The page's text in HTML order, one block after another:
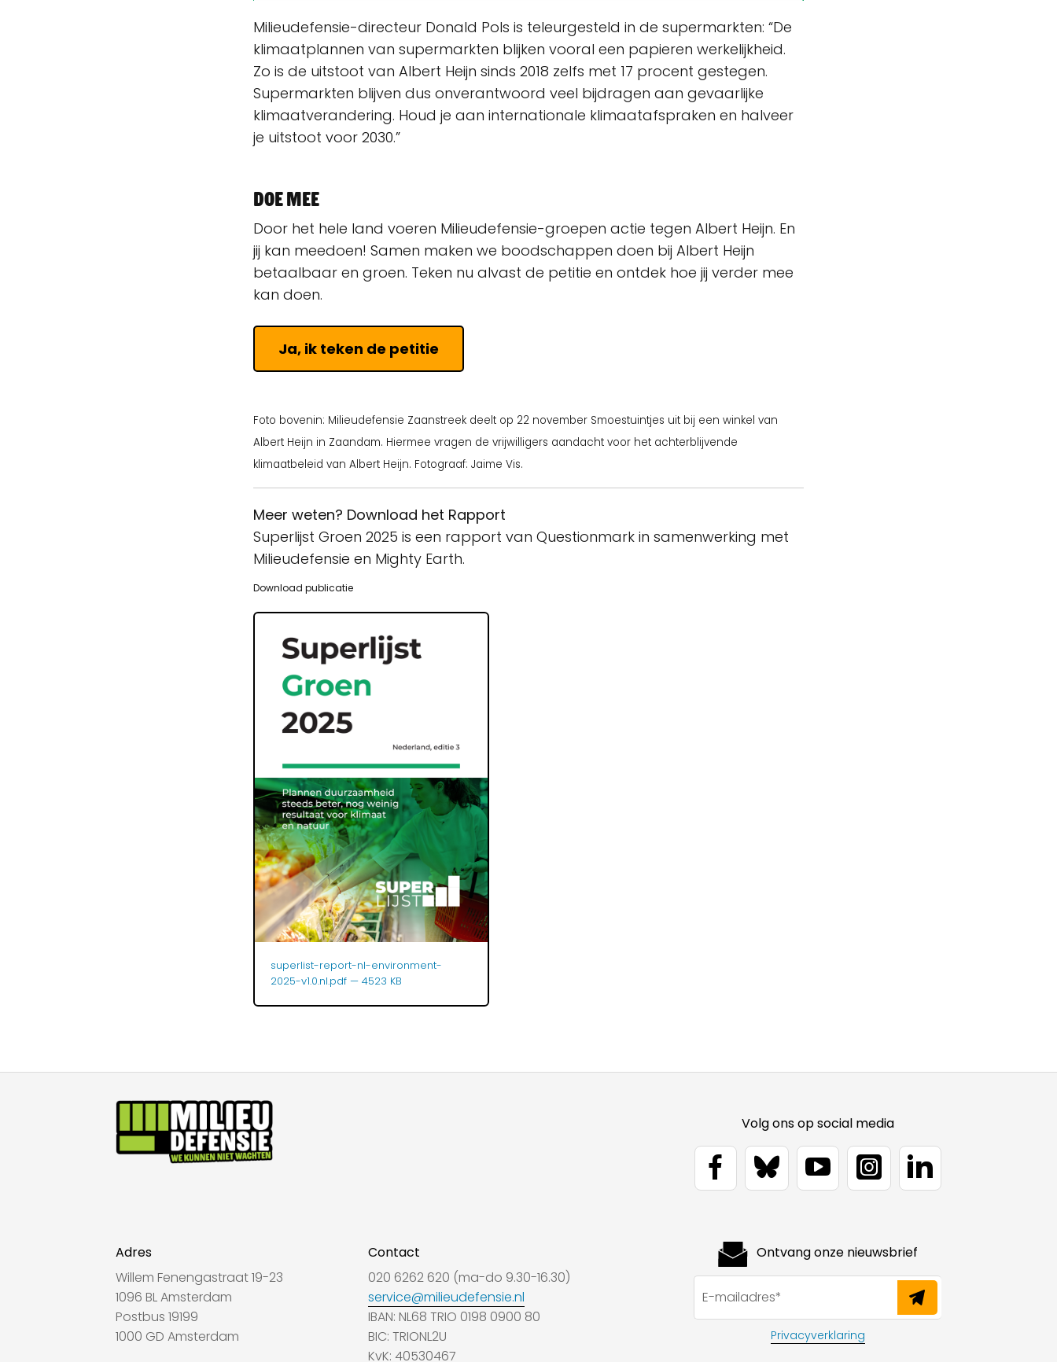
Milieudefensie-directeur Donald Pols is teleurgesteld in de supermarkten: “De
klimaatplannen van supermarkten blijken vooral een papieren werkelijkheid.
Zo is de uitstoot van Albert Heijn sinds 2018 zelfs met 17 procent gestegen.
Supermarkten blijven dus onverantwoord veel bijdragen aan gevaarlijke
klimaatverandering. Houd je aan internationale klimaatafspraken en halveer
je uitstoot voor 2030.”
Doe mee
Door het hele land voeren Milieudefensie-groepen actie tegen Albert Heijn. En
jij kan meedoen! Samen maken we boodschappen doen bij Albert Heijn
betaalbaar en groen. Teken nu alvast de petitie en ontdek hoe jij verder mee
kan doen.
Ja, ik teken de petitie
Foto bovenin: Milieudefensie Zaanstreek deelt op 22 november Smoestuintjes uit bij een winkel van
Albert Heijn in Zaandam. Hiermee vragen de vrijwilligers aandacht voor het achterblijvende
klimaatbeleid van Albert Heijn. Fotograaf: Jaime Vis.
Meer weten? Download het Rapport
Superlijst Groen 2025 is een rapport van Questionmark in samenwerking met
Milieudefensie en Mighty Earth.
Download publicatie
superlist-report-nl-environment-
2025-v1.0.nl.pdf — 4523 KB
Volg ons op social media
Adres
Willem Fenengastraat 19-23
1096 BL Amsterdam
Postbus 19199
1000 GD Amsterdam
Contact
020 6262 620 (ma-do 9.30-16.30)
service@milieudefensie.nl
IBAN: NL68 TRIO 0198 0900 80
BIC: TRIONL2U
KvK: 40530467
Ontvang onze nieuwsbrief
Privacyverklaring